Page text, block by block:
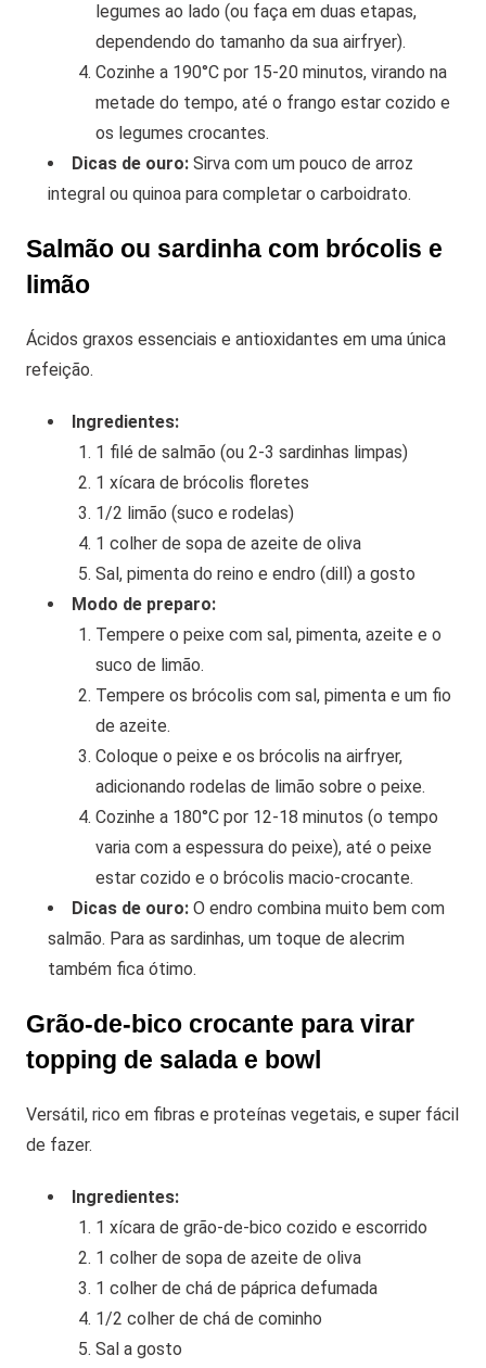
legumes ao lado (ou faça em duas etapas,
dependendo do tamanho da sua airfryer).
Cozinhe a 190°C por 15-20 minutos, virando na
metade do tempo, até o frango estar cozido e
os legumes crocantes.
Dicas de ouro: Sirva com um pouco de arroz
integral ou quinoa para completar o carboidrato.
Salmão ou sardinha com brócolis e
limão
Ácidos graxos essenciais e antioxidantes em uma única
refeição.
Ingredientes:
1 filé de salmão (ou 2-3 sardinhas limpas)
1 xícara de brócolis floretes
1/2 limão (suco e rodelas)
1 colher de sopa de azeite de oliva
Sal, pimenta do reino e endro (dill) a gosto
Modo de preparo:
Tempere o peixe com sal, pimenta, azeite e o
suco de limão.
Tempere os brócolis com sal, pimenta e um fio
de azeite.
Coloque o peixe e os brócolis na airfryer,
adicionando rodelas de limão sobre o peixe.
Cozinhe a 180°C por 12-18 minutos (o tempo
varia com a espessura do peixe), até o peixe
estar cozido e o brócolis macio-crocante.
Dicas de ouro: O endro combina muito bem com
salmão. Para as sardinhas, um toque de alecrim
também fica ótimo.
Grão-de-bico crocante para virar
topping de salada e bowl
Versátil, rico em fibras e proteínas vegetais, e super fácil
de fazer.
Ingredientes:
1 xícara de grão-de-bico cozido e escorrido
1 colher de sopa de azeite de oliva
1 colher de chá de páprica defumada
1/2 colher de chá de cominho
Sal a gosto